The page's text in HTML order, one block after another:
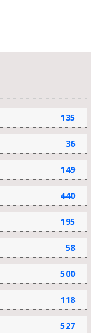
135
36
149
440
195
58
500
118
527